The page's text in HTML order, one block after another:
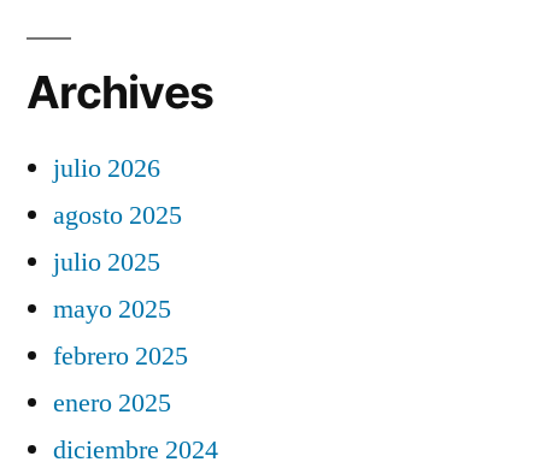
Archives
julio 2026
agosto 2025
julio 2025
mayo 2025
febrero 2025
enero 2025
diciembre 2024